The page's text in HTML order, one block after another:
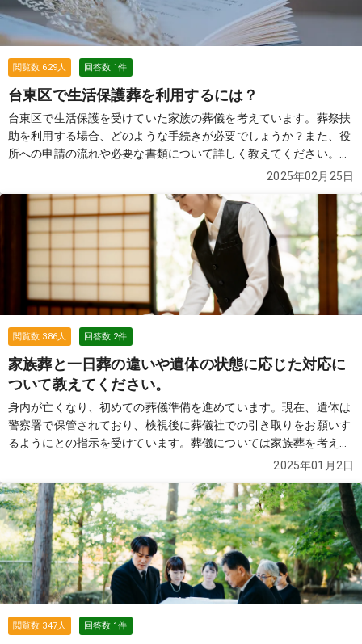
たが、 最終的にかかる総額を含め、できるだけ安く対応してくれる
葬儀社を探しています。 近所で火葬のみを行った場合の費用総額の
相場や、 実際に利用して良かった葬儀社があれば教えていただきた
いです。 皆さまのおすすめをぜひ伺いたいです。
閲覧数 629人 回答数 1件
台東区で生活保護葬を利用するには？
台東区で生活保護を受けていた家族の葬儀を考えています。葬祭扶
助を利用する場合、どのような手続きが必要でしょうか？また、役
所への申請の流れや必要な書類について詳しく教えてください。さ
らに、申請前に葬儀を行うことはできるのか、どのような葬儀内容
2025年02月25日
閲覧数 386人 回答数 2件
家族葬と一日葬の違いや遺体の状態に応じた対応に
ついて教えてください。
身内が亡くなり、初めての葬儀準備を進めています。現在、遺体は
警察署で保管されており、検視後に葬儀社での引き取りをお願いす
るようにとの指示を受けています。葬儀については家族葬を考えて
いますが、一日葬との違いや流れがよく分かりません。また、遺体
ても教えていただきたいです。 さらに、火葬のみを先に行う場合
と、式場でお式を行う場合では費用や流れがどのように異なるのか
を知りたいです。葬儀社の方で、具体的にどのような準備や手続き
を進めればよいのかも含めてアドバイスをいただけると助かりま
す。 続きを見る
2025年01月2日
閲覧数 347人 回答数 1件